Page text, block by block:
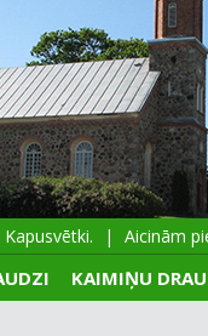
Aicinām
KAIMIŅU